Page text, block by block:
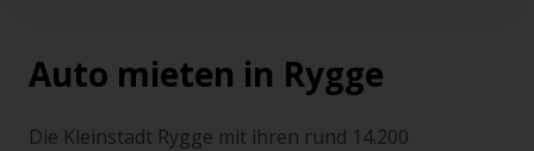
Auto mieten in Rygge
Die Kleinstadt Rygge mit ihren rund 14.200